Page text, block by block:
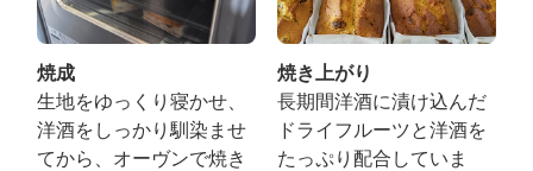
焼成
生地をゆっくり寝かせ、
洋酒をしっかり馴染ませ
てから、オーヴンで焼き
焼き上がり
長期間洋酒に漬け込んだ
ドライフルーツと洋酒を
たっぷり配合していま